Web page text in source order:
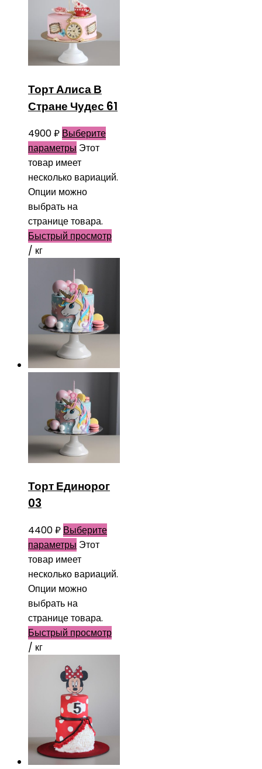
Торт Алиса В
Стране Чудес 61
4900₽ Выберите
параметры Этот
товар имеет
несколько вариаций.
Опции можно
выбрать на
странице товара.
Быстрый просмотр
/ кг
Торт Единорог
03
4400₽ Выберите
параметры Этот
товар имеет
несколько вариаций.
Опции можно
выбрать на
странице товара.
Быстрый просмотр
/ кг